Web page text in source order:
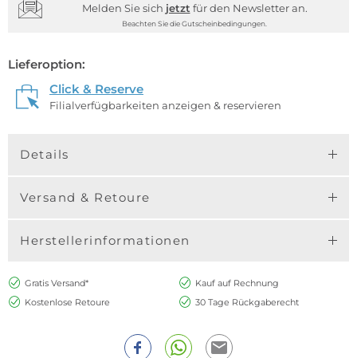
Melden Sie sich jetzt für den Newsletter an.
Beachten Sie die Gutscheinbedingungen.
Lieferoption:
Click & Reserve
Filialverfügbarkeiten anzeigen & reservieren
Details
Versand & Retoure
Herstellerinformationen
Gratis Versand*
Kauf auf Rechnung
Kostenlose Retoure
30 Tage Rückgaberecht